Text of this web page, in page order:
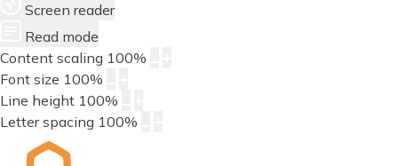
Screen reader
Read mode
Content scaling 100%
Font size 100%
Line height 100%
Letter spacing 100%